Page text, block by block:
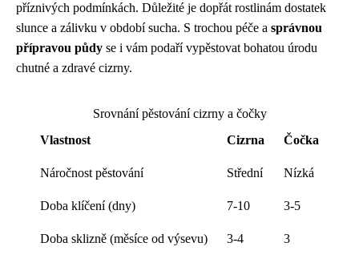
příznivých podmínkách. Důležité je dopřát rostlinám dostatek
slunce a zálivku v období sucha. S trochou péče a správnou
přípravou půdy se i vám podaří vypěstovat bohatou úrodu
chutné a zdravé cizrny.
Srovnání pěstování cizrny a čočky
Vlastnost
Cizrna Čočka
Náročnost pěstování Střední Nízká
Doba klíčení (dny) 7-10 3-5
Doba sklizně (měsíce od výsevu) 3-4 3